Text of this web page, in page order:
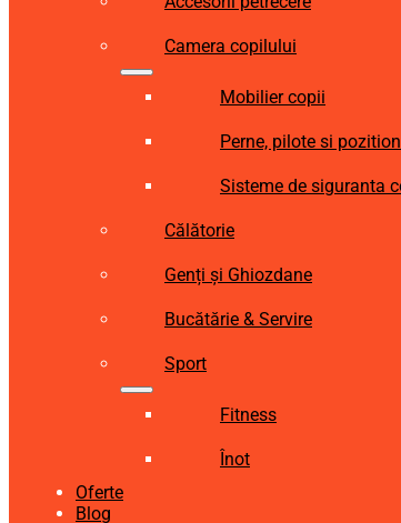
Camera copilului
Mobilier copii
Perne, pilote si
Sisteme de siguranta
Călătorie
Genți și Ghiozdane
Bucătărie & Servire
Sport
Fitness
Înot
Oferte
Blog